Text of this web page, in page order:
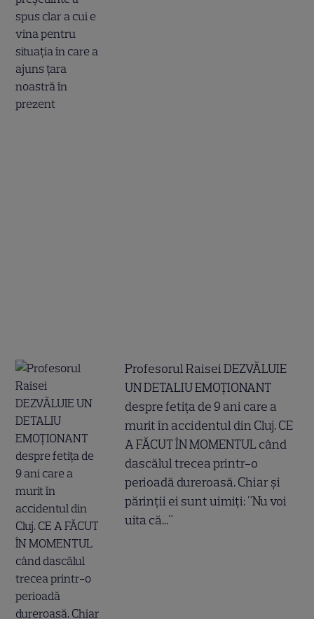
Profesorul Raisei DEZVĂLUIE
UN DETALIU EMOȚIONANT
despre fetița de 9 ani care a
murit în accidentul din Cluj. CE
A FĂCUT ÎN MOMENTUL când
dascălul trecea printr-o
perioadă dureroasă. Chiar și
părinții ei sunt uimiți: "Nu voi
uita că..."